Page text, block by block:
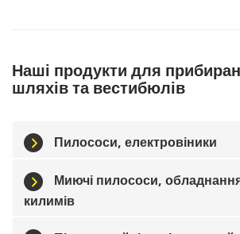
Наші продукти для
шляхів та вестибюлів
Пилососи, електровіники
Миючі пилососи,
килимів